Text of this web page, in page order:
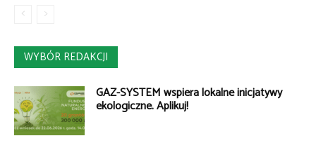
WYBÓR REDAKCJI
GAZ-SYSTEM wspiera lokalne inicjatywy
ekologiczne. Aplikuj!